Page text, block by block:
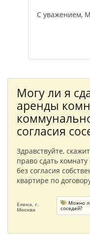
С уважением,
Могу ли я
аренды
согласия
Здравствуйте,
право сдать
без согласия
квартире по
Елена, г.
Москва
Можно
соседей?